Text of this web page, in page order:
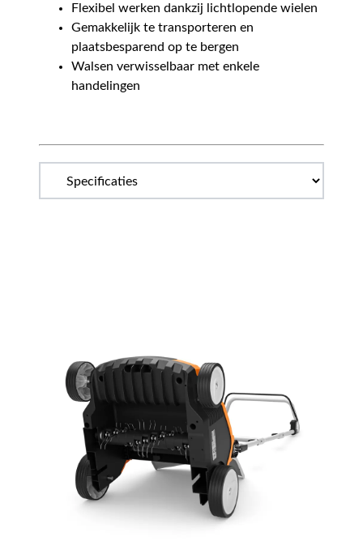
Flexibel werken dankzij lichtlopende wielen
Gemakkelijk te transporteren en
plaatsbesparend op te bergen
Walsen verwisselbaar met enkele
handelingen